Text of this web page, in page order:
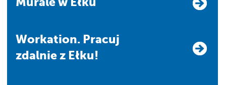
Workation. Pracuj
zdalnie z Ełku!